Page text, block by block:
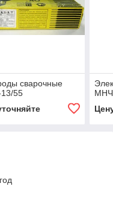
сварочные
55
МНЧ